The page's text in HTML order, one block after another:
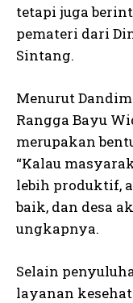
tetapi juga
pemateri dari
Sintang.
Menurut
Rangga Bayu
merupakan
“Kalau
lebih produktif,
baik, dan desa
ungkapnya.
Selain
layanan